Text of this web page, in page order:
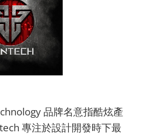
品牌名意指酷炫產
專注於設計開發時下最